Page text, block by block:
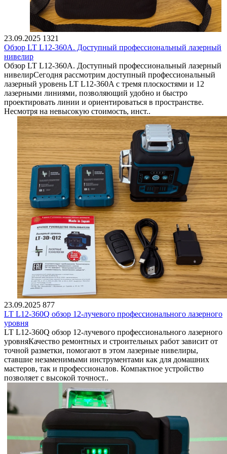
23.09.2025 1321
Обзор LT L12-360A. Доступный профессиональный лазерный
нивелир
Обзор LT L12-360A. Доступный профессиональный лазерный
нивелирСегодня рассмотрим доступный профессиональный
лазерный уровень LT L12-360A с тремя плоскостями и 12
лазерными линиями, позволяющий удобно и быстро
проектировать линии и ориентироваться в пространстве.
Несмотря на невысокую стоимость, инст..
23.09.2025 877
LT L12-360Q обзор 12-лучевого профессионального лазерного
уровня
LT L12-360Q обзор 12-лучевого профессионального лазерного
уровняКачество ремонтных и строительных работ зависит от
точной разметки, помогают в этом лазерные нивелиры,
ставшие незаменимыми инструментами как для домашних
мастеров, так и профессионалов. Компактное устройство
позволяет с высокой точност..